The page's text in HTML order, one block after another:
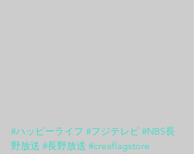
#ハッピーライフ #フジテレビ #NBS長
野放送 #長野放送 #creaflagstore